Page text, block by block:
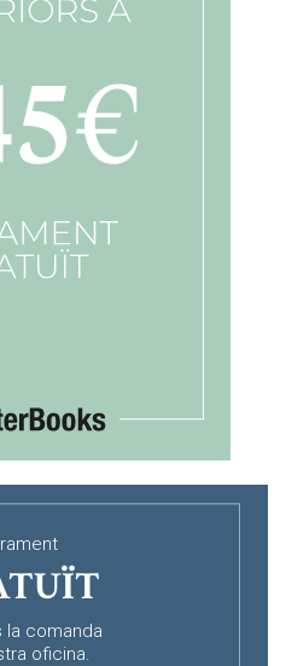
la comanda
oficina.